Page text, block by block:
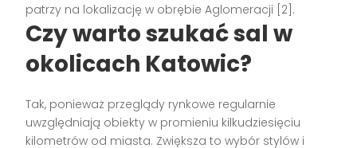
patrzy na lokalizację w obrębie Aglomeracji [2].
Czy warto szukać sal w
okolicach Katowic?
Tak, ponieważ przeglądy rynkowe regularnie
uwzględniają obiekty w promieniu kilkudziesięciu
kilometrów od miasta. Zwiększa to wybór stylów i